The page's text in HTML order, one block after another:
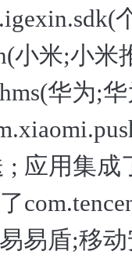
小米;小
华为;
; 应用集
易盾;移